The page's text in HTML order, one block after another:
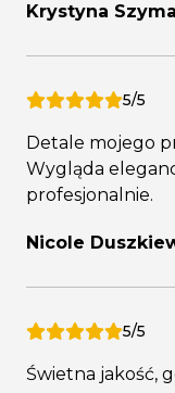
Krystyna
5/5
Detale mojego
Wygląda
profesjonalnie.
Nicole
5/5
Świetna jakość,